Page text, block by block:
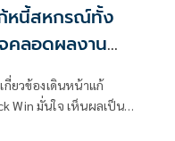
หนี้สหกรณ์ทั้ง
คลอดผลงาน
กี่ยวข้องเดินหน้าแก้
มั่นใจ เห็นผลเป็น